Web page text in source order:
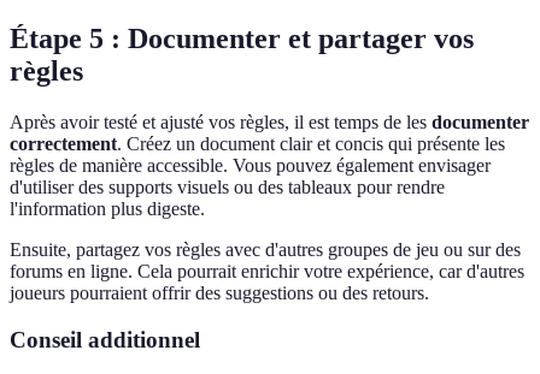
Étape 5 : Documenter et partager vos
règles
Après avoir testé et ajusté vos règles, il est temps de les documenter
correctement. Créez un document clair et concis qui présente les
règles de manière accessible. Vous pouvez également envisager
d'utiliser des supports visuels ou des tableaux pour rendre
l'information plus digeste.
Ensuite, partagez vos règles avec d'autres groupes de jeu ou sur des
forums en ligne. Cela pourrait enrichir votre expérience, car d'autres
joueurs pourraient offrir des suggestions ou des retours.
Conseil additionnel